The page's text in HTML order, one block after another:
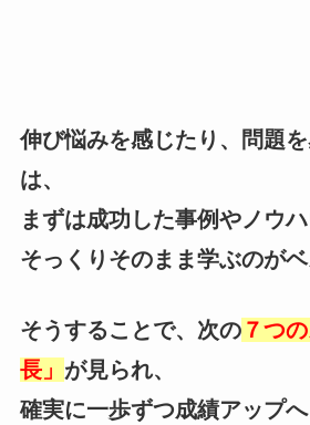
伸び悩みを感じたり、問題
は、
まずは成功した事例やノウ
そっくりそのまま学ぶのがベ
そうすることで、次の７つ
長」 が見られ、
確実に一歩ずつ成績アップ